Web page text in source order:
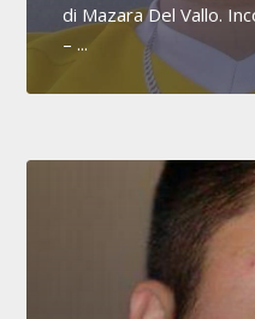
di Mazara Del Vallo.
– ...